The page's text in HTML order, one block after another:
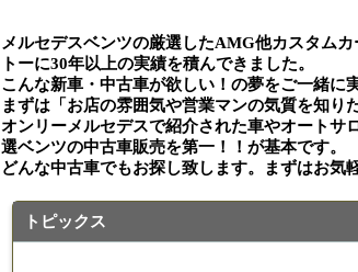
メルセデスベンツの厳選したAMG他カスタム
トーに30年以上の実績を積んできました。
こんな新車・中古車が欲しい！の夢をご一緒に
まずは「お店の雰囲気や営業マンの気質を知り
オンリーメルセデスで紹介された車やオート
選ベンツの中古車販売を第一！！が基本です。
どんな中古車でもお探し致します。まずはお気
トピックス